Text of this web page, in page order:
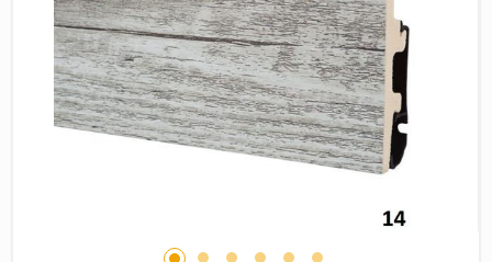
Палитра
Серый
Бежевый
Дуб светлый
Коричневый
Австрия
Подложка под паркет и ламинат